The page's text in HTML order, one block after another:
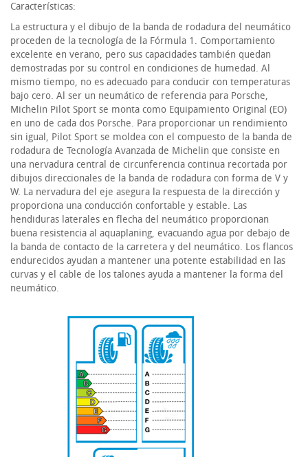
Características:
La estructura y el dibujo de la banda de rodadura del neumático
proceden de la tecnología de la Fórmula 1. Comportamiento
excelente en verano, pero sus capacidades también quedan
demostradas por su control en condiciones de humedad. Al
mismo tiempo, no es adecuado para conducir con temperaturas
bajo cero. Al ser un neumático de referencia para Porsche,
Michelin Pilot Sport se monta como Equipamiento Original (EO)
en uno de cada dos Porsche. Para proporcionar un rendimiento
sin igual, Pilot Sport se moldea con el compuesto de la banda de
rodadura de Tecnología Avanzada de Michelin que consiste en
una nervadura central de circunferencia continua recortada por
dibujos direccionales de la banda de rodadura con forma de V y
W. La nervadura del eje asegura la respuesta de la dirección y
proporciona una conducción confortable y estable. Las
hendiduras laterales en flecha del neumático proporcionan
buena resistencia al aquaplaning, evacuando agua por debajo de
la banda de contacto de la carretera y del neumático. Los flancos
endurecidos ayudan a mantener una potente estabilidad en las
curvas y el cable de los talones ayuda a mantener la forma del
neumático.